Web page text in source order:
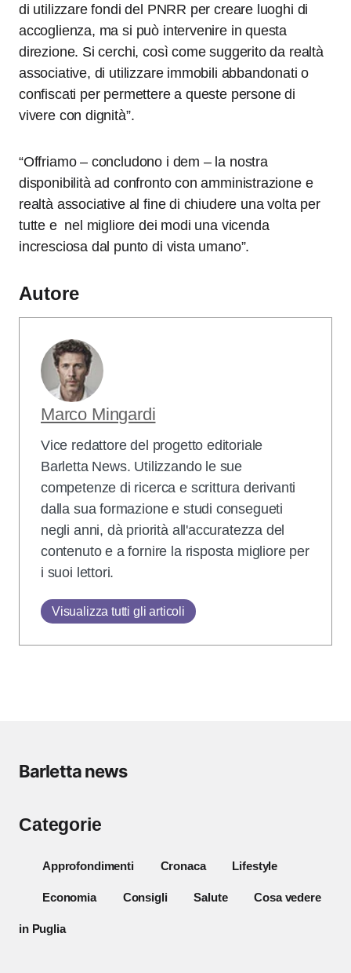
di utilizzare fondi del PNRR per creare luoghi di
accoglienza, ma si può intervenire in questa
direzione. Si cerchi, così come suggerito da realtà
associative, di utilizzare immobili abbandonati o
confiscati per permettere a queste persone di
vivere con dignità”.
“Offriamo – concludono i dem – la nostra
disponibilità ad confronto con amministrazione e
realtà associative al fine di chiudere una volta per
tutte e nel migliore dei modi una vicenda
incresciosa dal punto di vista umano”.
Autore
Marco Mingardi
Vice redattore del progetto editoriale
Barletta News. Utilizzando le sue
competenze di ricerca e scrittura derivanti
dalla sua formazione e studi consegueti
negli anni, dà priorità all'accuratezza del
contenuto e a fornire la risposta migliore per
i suoi lettori.
Visualizza tutti gli articoli
Barletta news
Categorie
Approfondimenti Cronaca Lifestyle
Economia Consigli Salute Cosa vedere
in Puglia